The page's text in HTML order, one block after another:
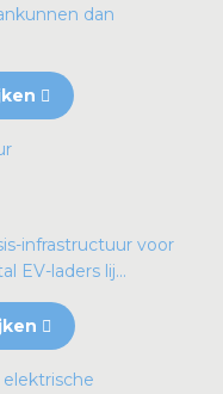
dan
infrastructuur voor
EV-laders lij...